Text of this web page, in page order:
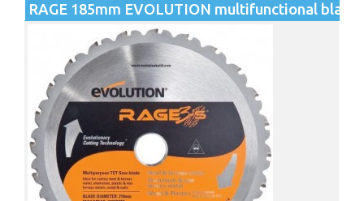
RAGE 185mm EVOLUTION multifunctional blade